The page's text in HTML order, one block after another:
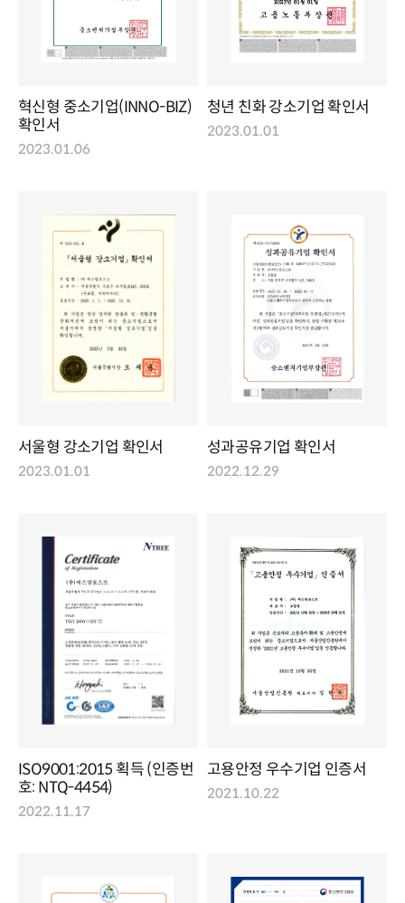
혁신형 중소기업(INNO-BIZ)
확인서
2023.01.06
청년 친화 강소기업 확인서
2023.01.01
서울형 강소기업 확인서
2023.01.01
성과공유기업 확인서
2022.12.29
ISO9001:2015 획득 (인증번
호: NTQ-4454)
2022.11.17
고용안정 우수기업 인증서
2021.10.22